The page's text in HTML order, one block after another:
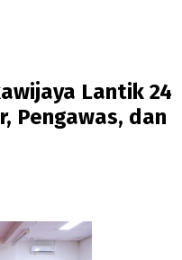
Lantik 24
Pengawas, dan